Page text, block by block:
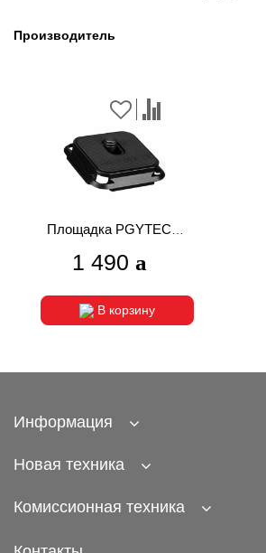
Производитель
Площадка PGYTECH
Arca-Swiss (P-CG-013)
1 490
В корзину
Информация
Новая техника
Комиссионная техника